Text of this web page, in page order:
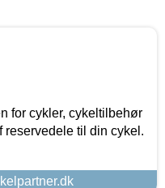
for cykler, cykeltilbehør
reservedele til din cykel.